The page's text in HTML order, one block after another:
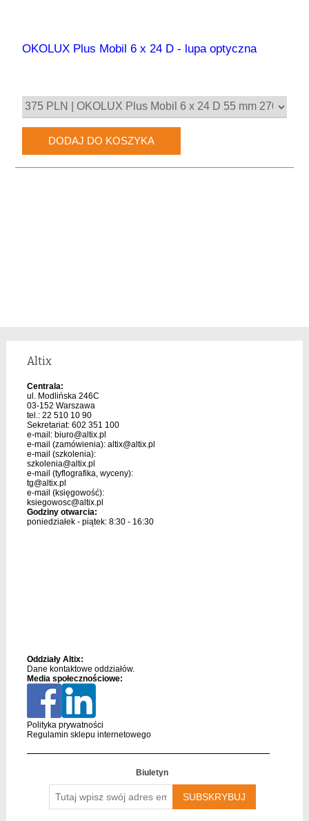
OKOLUX Plus Mobil 6 x 24 D - lupa optyczna
Altix
Centrala:
ul. Modlińska 246C
03-152 Warszawa
tel.: 22 510 10 90
Sekretariat: 602 351 100
e-mail: biuro@altix.pl
e-mail (zamówienia): altix@altix.pl
e-mail (szkolenia):
szkolenia@altix.pl
e-mail (tyflografika, wyceny):
tg@altix.pl
e-mail (księgowość):
ksiegowosc@altix.pl
Godziny otwarcia:
poniedziałek - piątek: 8:30 - 16:30
Oddziały Altix:
Dane kontaktowe oddziałów.
Media społecznościowe:
Polityka prywatności
Regulamin sklepu internetowego
Biuletyn
wpisz
swój